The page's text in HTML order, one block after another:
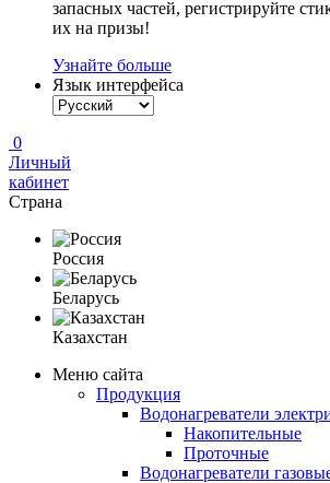
запасных частей, регистрируйте
их на призы!
Узнайте больше
Язык интерфейса
0
Личный
кабинет
Страна
Россия
Беларусь
Казахстан
Меню сайта
Продукция
Водонагреватели
Накопительные
Проточные
Водонагреватели